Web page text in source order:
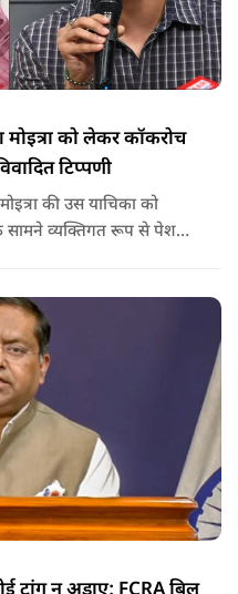
को लेकर कॉकरोच
टिप्पणी
सामने व्यक्तिगत रूप से पेश